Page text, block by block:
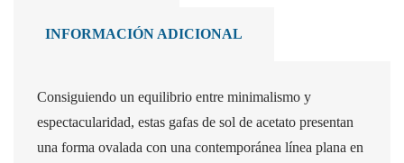
INFORMACIÓN ADICIONAL
Consiguiendo un equilibrio entre minimalismo y
espectacularidad, estas gafas de sol de acetato presentan
una forma ovalada con una contemporánea línea plana en